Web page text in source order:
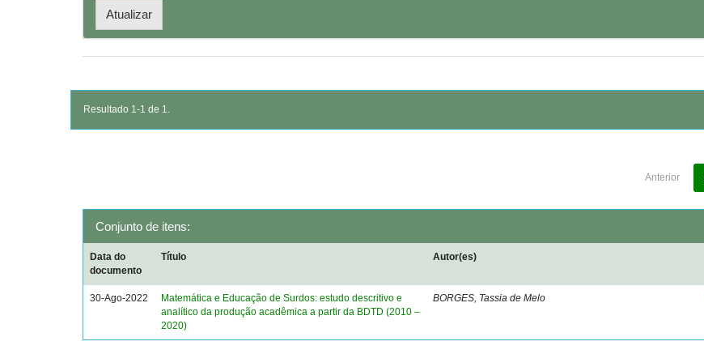
Resultado 1-1 de 1.
Anterior
Conjunto de itens:
Data do
documento
Título Autor(es)
30-Ago-2022
Matemática e Educação de Surdos: estudo descritivo e
analítico da produção acadêmica a partir da BDTD (2010 –
2020)
BORGES, Tassia de Melo